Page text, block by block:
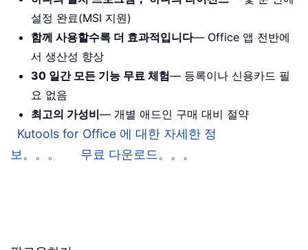
설정 완료(MSI 지원)
함께 사용할수록 더 효과적입니다— Office 앱 전반에
서 생산성 향상
30 일간 모든 기능 무료 체험— 등록이나 신용카드 필
요 없음
최고의 가성비— 개별 애드인 구매 대비 절약
Kutools for Office 에 대한 자세한 정
보。。。
무료 다운로드。。。